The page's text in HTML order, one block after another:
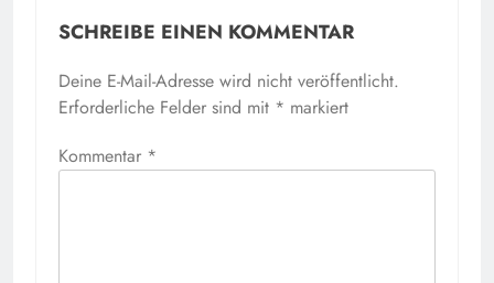
SCHREIBE EINEN KOMMENTAR
Deine E-Mail-Adresse wird nicht veröffentlicht.
Erforderliche Felder sind mit * markiert
Kommentar *